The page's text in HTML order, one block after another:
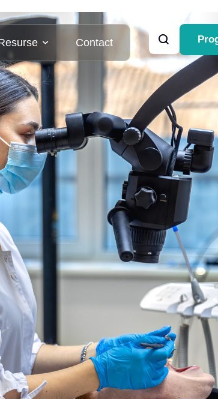
Contact